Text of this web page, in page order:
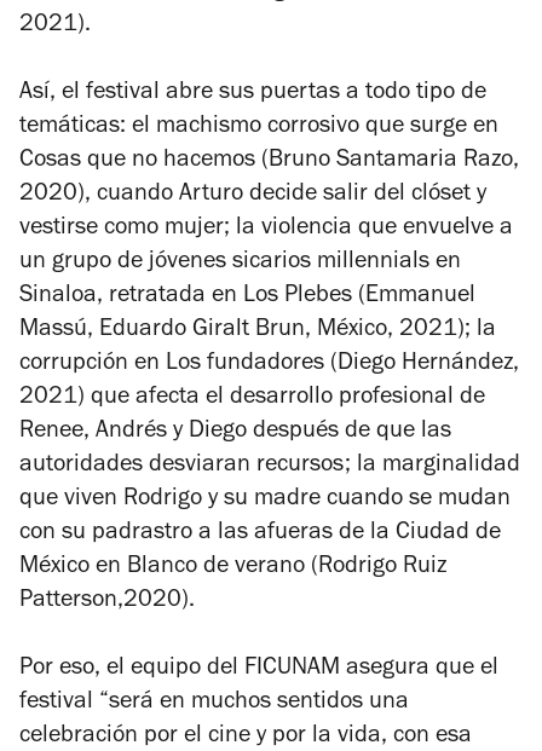
2021).
Así, el festival abre sus puertas a todo tipo de
temáticas: el machismo corrosivo que surge en
Cosas que no hacemos (Bruno Santamaria Razo,
2020), cuando Arturo decide salir del clóset y
vestirse como mujer; la violencia que envuelve a
un grupo de jóvenes sicarios millennials en
Sinaloa, retratada en Los Plebes (Emmanuel
Massú, Eduardo Giralt Brun, México, 2021); la
corrupción en Los fundadores (Diego Hernández,
2021) que afecta el desarrollo profesional de
Renee, Andrés y Diego después de que las
autoridades desviaran recursos; la marginalidad
que viven Rodrigo y su madre cuando se mudan
con su padrastro a las afueras de la Ciudad de
México en Blanco de verano (Rodrigo Ruiz
Patterson,2020).
Por eso, el equipo del FICUNAM asegura que el
festival “será en muchos sentidos una
celebración por el cine y por la vida, con esa